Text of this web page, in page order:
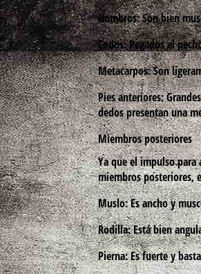
Hombros:Son bien
Codos:Pegados al
Metacarpos:Son
Pies anteriores:
dedos presentan una
Miembros posteriores
Ya que el impulso para
miembros posteriores,
Muslo:Es ancho y
Rodilla:Está bien
Pierna:Es fuerte y